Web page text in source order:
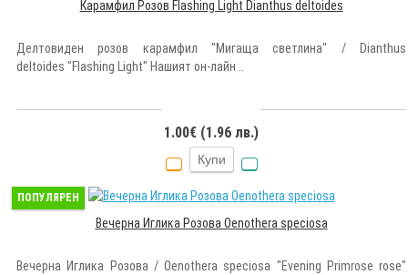
Карамфил Розов Flashing Light Dianthus deltoides
Делтовиден розов карамфил "Мигаща светлина" / Dianthus
deltoides "Flashing Light" Нашият он-лайн ..
1.00€ (1.96 лв.)
Купи
ПОПУЛЯРЕН
Вечерна Иглика Розова Oenothera speciosa
Вечерна Иглика Розова / Oenothera speciosa "Evening Primrose rose"